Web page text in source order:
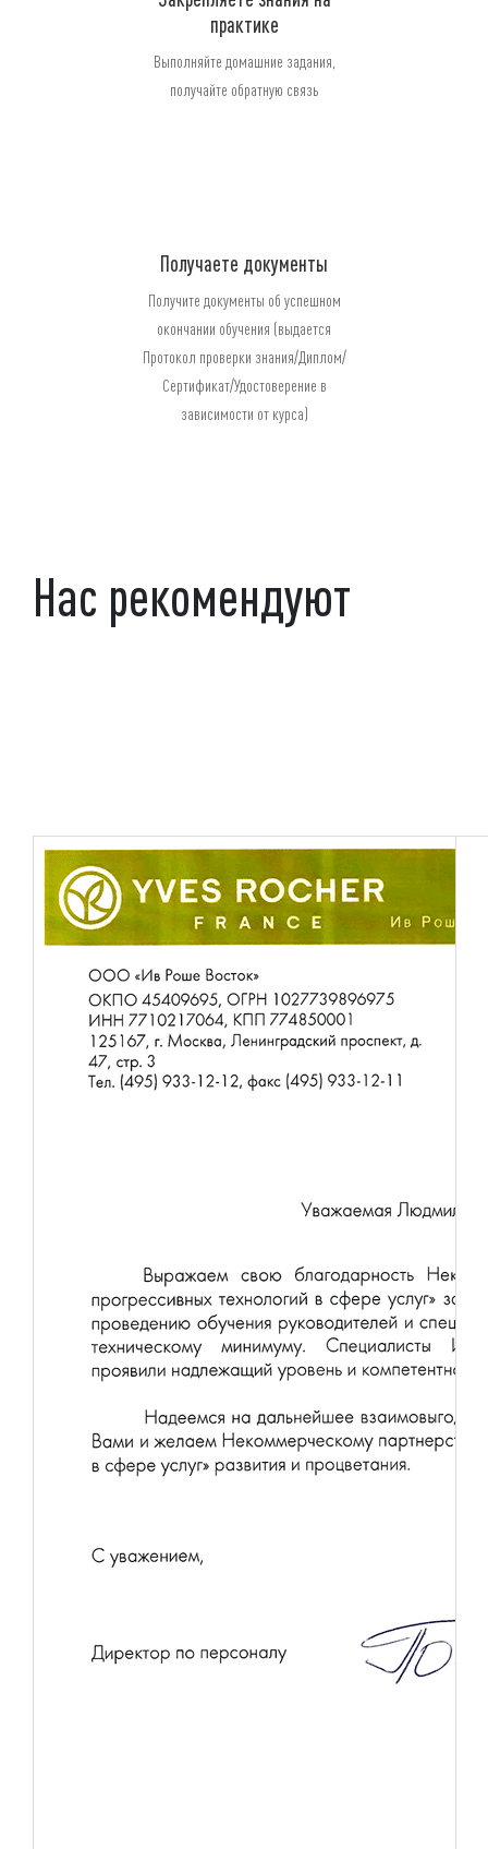
практике
Выполняйте домашние задания,
получайте обратную связь
Получаете документы
Получите документы об успешном
окончании обучения (выдается
Протокол проверки знания/Диплом/
Сертификат/Удостоверение в
зависимости от курса)
Нас рекомендуют